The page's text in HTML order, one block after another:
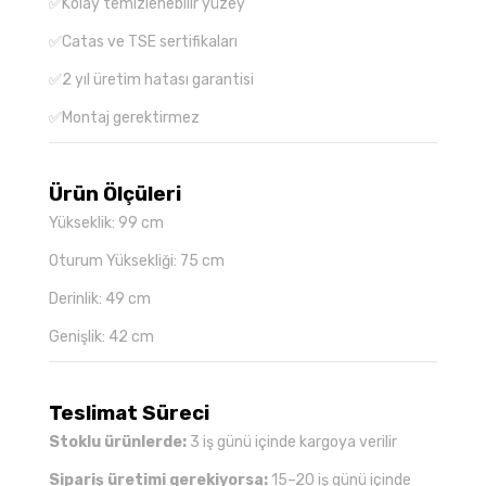
✅Catas ve TSE sertifikaları
✅2 yıl üretim hatası garantisi
✅Montaj gerektirmez
Ürün Ölçüleri
Yükseklik: 99 cm
Oturum Yüksekliği: 75 cm
Derinlik: 49 cm
Genişlik: 42 cm
Teslimat Süreci
Stoklu ürünlerde: 3 iş günü içinde kargoya verilir
Sipariş üretimi gerekiyorsa: 15–20 iş günü içinde